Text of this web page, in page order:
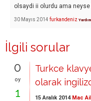
olsaydi ii olurdu ama
30 Mayıs 2014 furkandeniz
İlgili sorular
0
oy
1
Turkce
olarak
15 Aralık 2014 Mac